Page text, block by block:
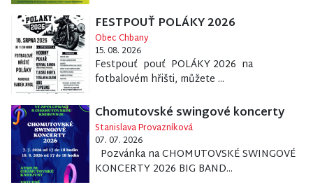
FESTPOUŤ POLÁKY 2026
Obec Chbany
15. 08. 2026
Festpouť pouť POLÁKY 2026 na
fotbalovém hřišti, můžete ...
Chomutovské swingové koncerty
Stanislava Provazníková
07. 07. 2026
Pozvánka na CHOMUTOVSKÉ SWINGOVÉ
KONCERTY 2026 BIG BAND...